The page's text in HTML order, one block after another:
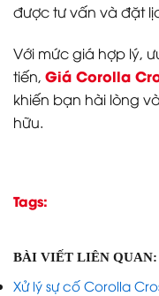
được tư vấn và đặt
Với mức giá hợp lý,
tiến, Giá Corolla
khiến bạn hài lòng
hữu.
Tags:
BÀI VIẾT LIÊN QUAN:
Xử lý sự cố Corolla